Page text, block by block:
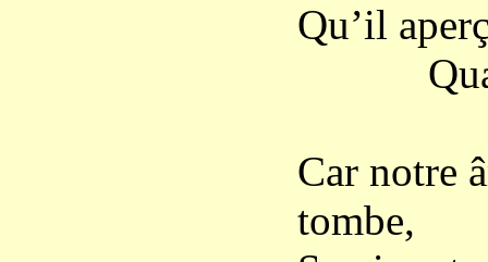
Qu’il
Quand
Car notre
tombe,